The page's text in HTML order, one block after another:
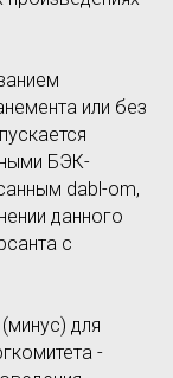
или без
БЭК-
dabl-om,
данного
с
для
-